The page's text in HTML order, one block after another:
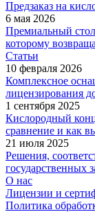
Предзаказ на
6 мая 2026
Премиальный
которому
Статьи
10 февраля 2026
Комплексное
лицензирования
1 сентября 2025
Кислородный
сравнение и как
21 июля 2025
Решения,
государственных
О нас
Лицензии и
Политика